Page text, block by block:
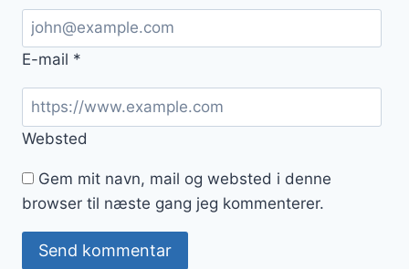
E-mail *
Websted
Gem mit navn, mail og websted i denne
browser til næste gang jeg kommenterer.